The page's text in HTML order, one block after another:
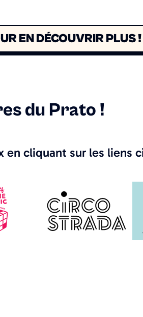
EN DÉCOUVRIR PLUS !
du Prato !
en cliquant sur les liens